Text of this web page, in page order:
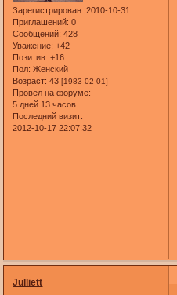
Зарегистрирован: 2010-10-31
Приглашений: 0
Сообщений: 428
Уважение: +42
Позитив: +16
Пол: Женский
Возраст: 43[1983-02-01]
Провел на форуме:
5 дней 13 часов
Последний визит:
2012-10-17 22:07:32
Julliett